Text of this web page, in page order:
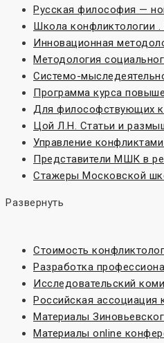
Русская философия —
Школа конфликтологии .
Инновационная
Методология
Системо-
Программа курса
Для философствующих
Цой Л.Н. Статьи и
Управление
Представители МШК в
Стажеры Московской
Развернуть
Стоимость
Разработка
Исследовательский
Российская ассоциация
Материалы
Материалы online